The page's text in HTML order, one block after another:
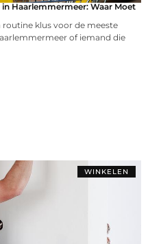
Haarlemmermeer: Waar Moet
routine klus voor de meeste
of iemand die
WINKELEN